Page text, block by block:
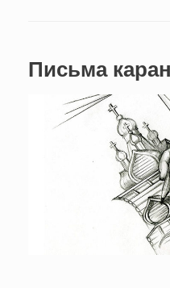
Письма